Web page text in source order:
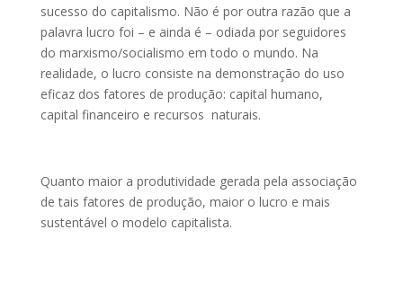
sucesso do capitalismo. Não é por outra razão que a
palavra lucro foi – e ainda é – odiada por seguidores
do marxismo/socialismo em todo o mundo. Na
realidade, o lucro consiste na demonstração do uso
eficaz dos fatores de produção: capital humano,
capital financeiro e recursos naturais.
Quanto maior a produtividade gerada pela associação
de tais fatores de produção, maior o lucro e mais
sustentável o modelo capitalista.